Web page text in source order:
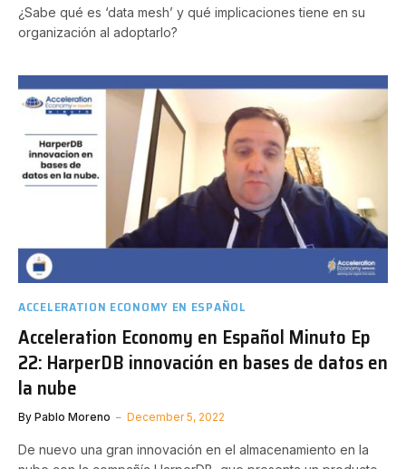
¿Sabe qué es ‘data mesh’ y qué implicaciones tiene en su
organización al adoptarlo?
ACCELERATION ECONOMY EN ESPAÑOL
Acceleration Economy en Español Minuto Ep
22: HarperDB innovación en bases de datos en
la nube
By Pablo Moreno December 5, 2022
De nuevo una gran innovación en el almacenamiento en la